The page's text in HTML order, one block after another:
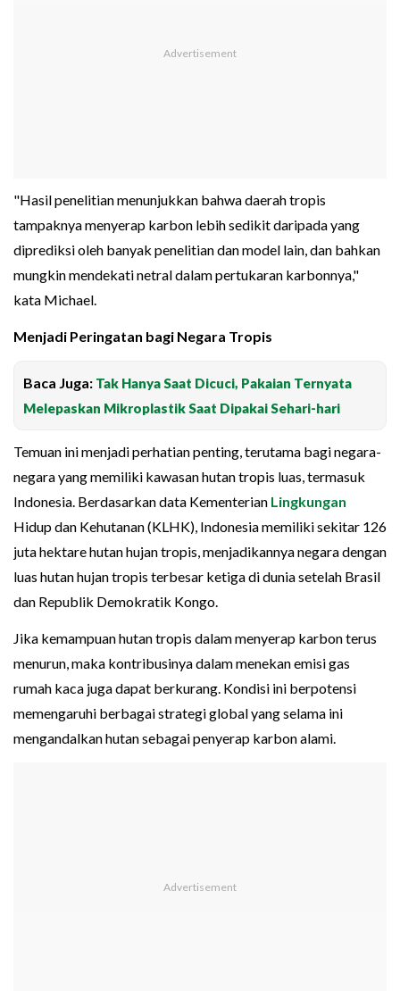
"Hasil penelitian menunjukkan bahwa daerah tropis
tampaknya menyerap karbon lebih sedikit daripada yang
diprediksi oleh banyak penelitian dan model lain, dan bahkan
mungkin mendekati netral dalam pertukaran karbonnya,"
kata Michael.
Menjadi Peringatan bagi Negara Tropis
Baca Juga: Tak Hanya Saat Dicuci, Pakaian Ternyata
Melepaskan Mikroplastik Saat Dipakai Sehari-hari
Temuan ini menjadi perhatian penting, terutama bagi negara-
negara yang memiliki kawasan hutan tropis luas, termasuk
Indonesia. Berdasarkan data Kementerian Lingkungan
Hidup dan Kehutanan (KLHK), Indonesia memiliki sekitar 126
juta hektare hutan hujan tropis, menjadikannya negara dengan
luas hutan hujan tropis terbesar ketiga di dunia setelah Brasil
dan Republik Demokratik Kongo.
Jika kemampuan hutan tropis dalam menyerap karbon terus
menurun, maka kontribusinya dalam menekan emisi gas
rumah kaca juga dapat berkurang. Kondisi ini berpotensi
memengaruhi berbagai strategi global yang selama ini
mengandalkan hutan sebagai penyerap karbon alami.